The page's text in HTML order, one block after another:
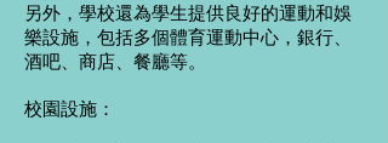
另外，學校還為學生提供良好的運動和娛
樂設施，包括多個體育運動中心，銀行、
酒吧、商店、餐廳等。
校園設施：